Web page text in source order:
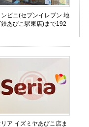
ンビニ(セブンイレブン 地
鉄あびこ駅東店)まで192
リア イズミヤあびこ店ま